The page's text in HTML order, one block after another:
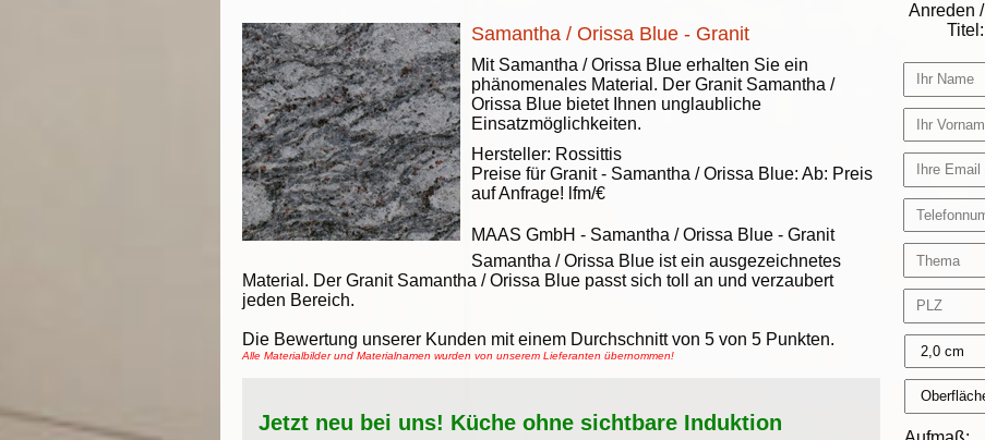
Samantha / Orissa Blue - Granit
Mit Samantha / Orissa Blue erhalten Sie ein
phänomenales Material. Der Granit Samantha /
Orissa Blue bietet Ihnen unglaubliche
Einsatzmöglichkeiten.
Hersteller: Rossittis
Preise für Granit - Samantha / Orissa Blue: Ab: Preis
auf Anfrage! lfm/€
MAAS GmbH - Samantha / Orissa Blue - Granit
Samantha / Orissa Blue ist ein ausgezeichnetes
Material. Der Granit Samantha / Orissa Blue passt sich toll an und verzaubert
jeden Bereich.
Die Bewertung unserer Kunden mit einem Durchschnitt von 5 von 5 Punkten.
Alle Materialbilder und Materialnamen wurden von unserem Lieferanten übernommen!
Jetzt neu bei uns! Küche ohne sichtbare Induktion
Anreden /
Titel: